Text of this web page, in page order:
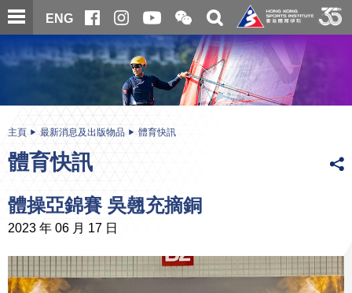
跳
至
內
ENG
開
合
微
信
二
維
碼
關
搜
尋
内
主頁 最新消息及出版物品 體育快訊
體育快訊
體操亞錦賽 吳翹充摘銅
2023 年 06 月 17 日